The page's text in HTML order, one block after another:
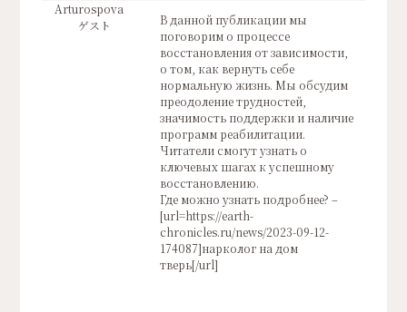
Arturospova
ゲスト
В данной публикации мы
поговорим о процессе
восстановления от зависимости,
о том, как вернуть себе
нормальную жизнь. Мы обсудим
преодоление трудностей,
значимость поддержки и наличие
программ реабилитации.
Читатели смогут узнать о
ключевых шагах к успешному
восстановлению.
Где можно узнать подробнее? –
[url=https://earth-
chronicles.ru/news/2023-09-12-
174087]нарколог на дом
тверь[/url]